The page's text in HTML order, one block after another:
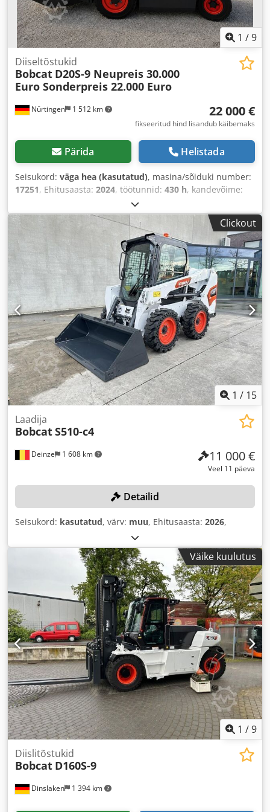
1 /9
Nürtingen 1 512 km
Diiseltõstukid
Bobcat D20S-9 Neupreis 30.000
Euro Sonderpreis 22.000 Euro
22 000 €
fikseeritud hind lisandub käibemaks
Pärida Helistada
Seisukord: väga hea (kasutatud), masina/sõiduki number:
17251, Ehitusaasta: 2024, töötunnid: 430 h, kandevõime:
4 730 mm
mm, koormekese:500 mm, kütuse tüüp:diisel, masti tüüp:
kolmekordne (triplex)
, ehituskõrgus:
, kahvli
1 050 mm , eesrattarehvi suurus:7.00-15 5.50,
tagumise rehvi suurus:
6.50-10, kogumass:4 053 kg ,
Clickout
1 / 15
Deinze 1 608 km
Laadija
BobcatS510-c4
11 000 €
Veel 11 päeva
Detailid
Seisukord: kasutatud, värv: muu, Ehitusaasta: 2026,
Väike kuulutus
1 /9
Dinslaken 1 394 km
Diislitõstukid
Bobcat D160S-9